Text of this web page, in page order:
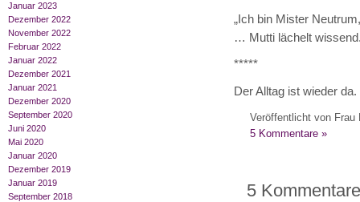
Januar 2023
Dezember 2022
November 2022
Februar 2022
Januar 2022
Dezember 2021
Januar 2021
Dezember 2020
September 2020
Juni 2020
Mai 2020
Januar 2020
Dezember 2019
Januar 2019
September 2018
„Ich bin Mister
… Mutti lächelt
*****
Der Alltag ist wieder
Veröffentlicht von Frau
5 Kommentare »
5